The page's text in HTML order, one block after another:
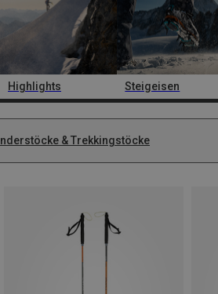
Highlights Steigeisen
& Trekkingstöcke